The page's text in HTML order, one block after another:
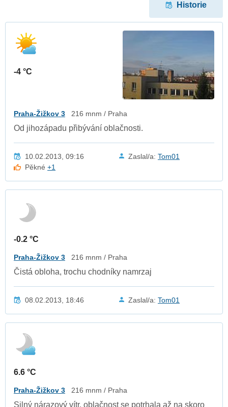
Historie
-4 °C
Praha-Žižkov 3 216 mnm / Praha
Od jihozápadu přibývání oblačnosti.
10.02.2013, 09:16 Zaslal/a: Tom01
Pěkné+1
-0.2 °C
Praha-Žižkov 3 216 mnm / Praha
Čistá obloha, trochu chodníky namrzaj
08.02.2013, 18:46 Zaslal/a: Tom01
6.6 °C
Praha-Žižkov 3 216 mnm / Praha
Silný nárazový vítr, oblačnost se potrhala až na skoro